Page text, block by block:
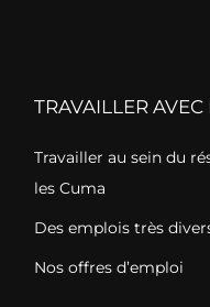
TRAVAILLER AVEC
Travailler au sein du
les Cuma
Des emplois très
Nos offres d’emploi